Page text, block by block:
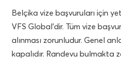
Belçika vize başvuruları için
VFS Global’dir. Tüm vize
alınması zorunludur. Genel
kapalıdır. Randevu bulmakta